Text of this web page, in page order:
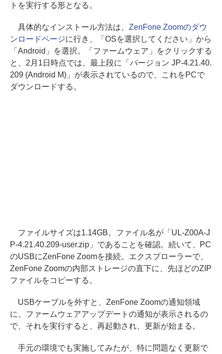
トを実行する形となる。
具体的なインストール方法は、 ZenFone Zoomのダウ
ンロードページに行き、「OSを選択してください」から
「Android」を選択。「ファームウェア」をクリックする
と、2月1日時点では、最上段に「バージョン JP-4.21.40.
209 (Android M)」が表示されているので、これをPCで
ダウンロードする。
ファイルサイズは1.14GB。ファイル名が「UL-Z00A-J
P-4.21.40.209-user.zip」であることを確認。続いて、PC
のUSBにZenFone Zoomを接続。エクスプローラーで、
ZenFone Zoomの内部ストレージの直下に、先ほどのZIP
ファイルをコピーする。
USBケーブルを外すと、ZenFone Zoomの通知領域
に、ファームウェアアップデートの通知が表示されるの
で、それを実行すると、再起動され、更新が始まる。
手元の環境でも実施してみたが、特に問題なく更新で